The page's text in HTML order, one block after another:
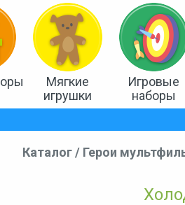
Мягкие
игрушки
Игровые
наборы
Каталог/ Герои